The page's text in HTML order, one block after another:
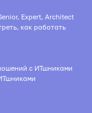
Expert, Architect
как работать
с ИТшниками